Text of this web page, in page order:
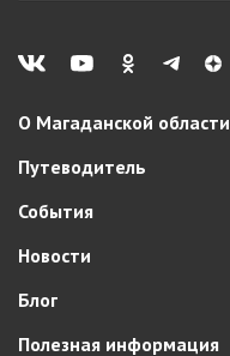
О Магаданской области
Путеводитель
События
Новости
Блог
Полезная информация